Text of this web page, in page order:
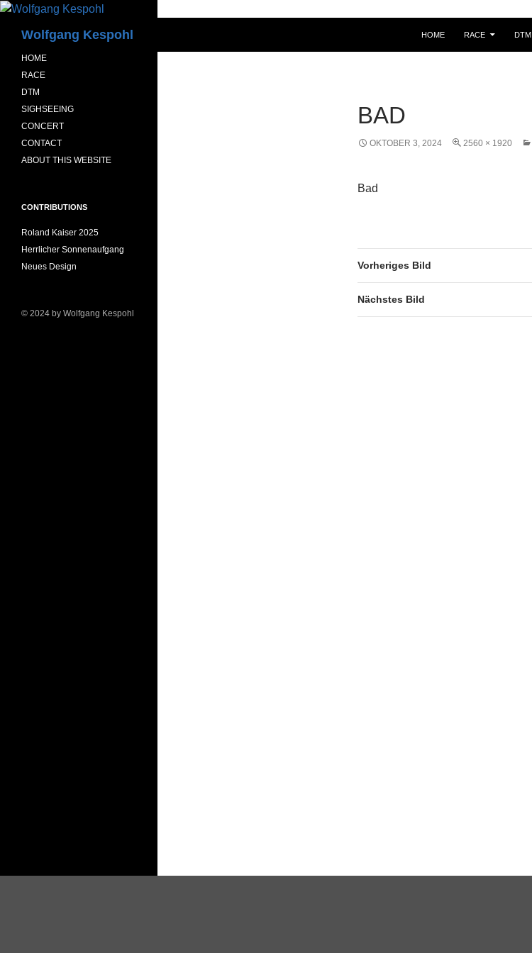
Zum
springenWolfgang Kespohl HOME RACE DTM
BAD
OKTOBER 3, 2024 2560 × 1920
Bad
Vorheriges Bild
Nächstes Bild
HOME
RACE
DTM
SIGHSEEING
CONCERT
CONTACT
ABOUT THIS WEBSITE
CONTRIBUTIONS
Roland Kaiser 2025
Herrlicher Sonnenaufgang
Neues Design
© 2024 by Wolfgang Kespohl